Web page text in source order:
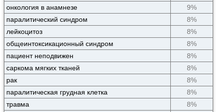
онкология в анамнезе
9%
паралитический синдром
8%
лейкоцитоз
8%
общеинтоксикационный синдром
8%
пациент неподвижен
8%
саркома мягких тканей
8%
рак
8%
паралитическая грудная клетка
8%
травма
8%